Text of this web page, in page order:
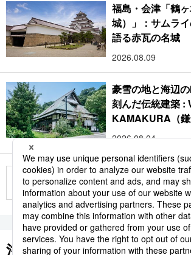
福島・会津「鶴
城）」：サムラ
語る赤瓦の名城
2026.08.09
豪雪の地と海辺
刻んだ伝統建築 :
KAMAKURA（
2026.08.04
もっと見る
注目のキーワード